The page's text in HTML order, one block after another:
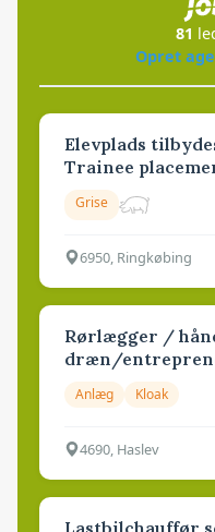
81
Opret
Elevplads
Trainee
Grise
6950, Ringkøbing
Rørlægger /
dræn/
Anlæg Kloak
4690, Haslev